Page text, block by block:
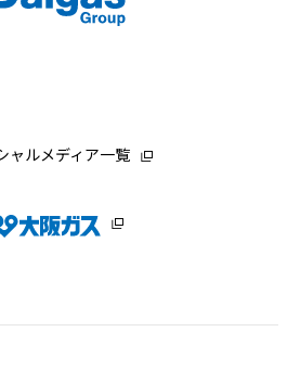
ャルメディア一覧